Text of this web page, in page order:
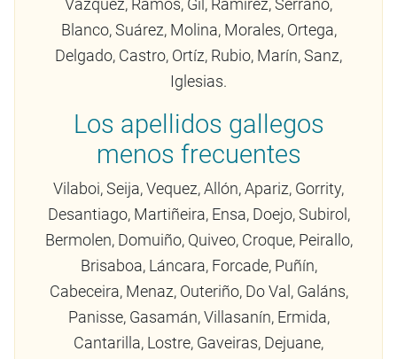
Vázquez, Ramos, Gil, Ramírez, Serrano,
Blanco, Suárez, Molina, Morales, Ortega,
Delgado, Castro, Ortíz, Rubio, Marín, Sanz,
Iglesias.
Los apellidos gallegos
menos frecuentes
Vilaboi, Seija, Vequez, Allón, Apariz, Gorrity,
Desantiago, Martiñeira, Ensa, Doejo, Subirol,
Bermolen, Domuiño, Quiveo, Croque, Peirallo,
Brisaboa, Láncara, Forcade, Puñín,
Cabeceira, Menaz, Outeriño, Do Val, Galáns,
Panisse, Gasamán, Villasanín, Ermida,
Cantarilla, Lostre, Gaveiras, Dejuane,